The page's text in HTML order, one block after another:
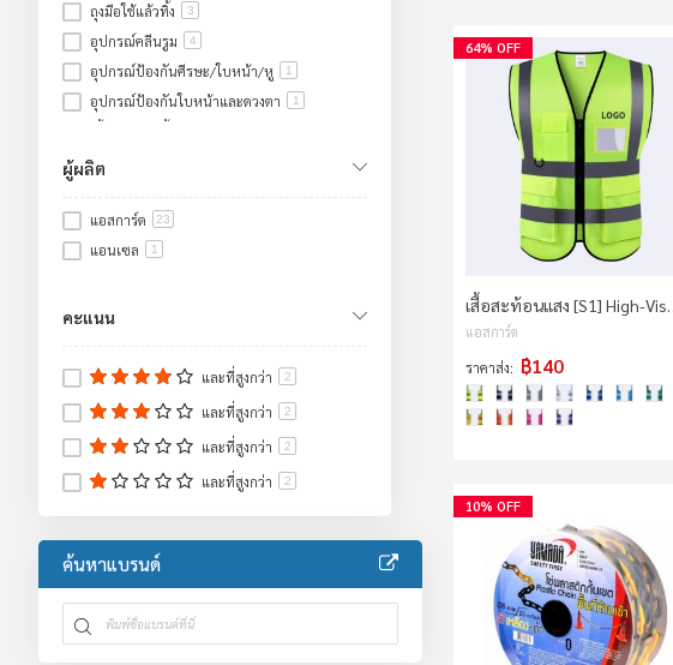
64% OFF
เสื้อสะท้อนแสง [S1] High-Vis…
แอสการ์ด
ราคาส่ง ฿140
10% OFF
ถุงมือใช้แล้วทิ้ง 3
อุปกรณ์คลีนรูม 4
อุปกรณ์ป้องกันศีรษะ/ใบหน้า/หู 1
อุปกรณ์ป้องกันใบหน้าและดวงตา 1
เสื้อกั๊กสะท้อนแสง
อ่างล้างตาฉุกเฉิน
งานจราจร
อุปกรณ์กั้นพื้นที่
ผู้ผลิต
แอสการ์ด 23
แอนเซล 1
คะแนน
และที่สูงกว่า 2
และที่สูงกว่า 2
และที่สูงกว่า 2
และที่สูงกว่า 2
ค้นหาแบรนด์